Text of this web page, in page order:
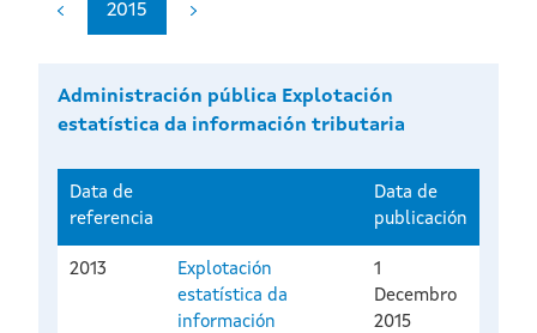
2015
Administración pública Explotación
estatística da información tributaria
Data de
referencia
Data de
publicación
2013
Explotación
estatística da
información
1
Decembro
2015